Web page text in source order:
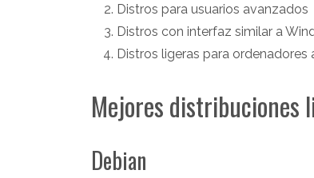
Distros para usuarios avanzados
Distros con interfaz similar a
Distros ligeras para ordenadores
Mejores
Debian